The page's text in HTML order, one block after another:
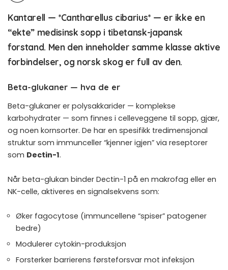
Kantarell — *Cantharellus cibarius* — er ikke en
“ekte” medisinsk sopp i tibetansk-japansk
forstand. Men den inneholder samme klasse aktive
forbindelser, og norsk skog er full av den.
Beta-glukaner — hva de er
Beta-glukaner er polysakkarider — komplekse
karbohydrater — som finnes i celleveggene til sopp, gjær,
og noen kornsorter. De har en spesifikk tredimensjonal
struktur som immunceller “kjenner igjen” via reseptorer
som Dectin-1.
Når beta-glukan binder Dectin-1 på en makrofag eller en
NK-celle, aktiveres en signalsekvens som:
Øker fagocytose (immuncellene “spiser” patogener
bedre)
Modulerer cytokin-produksjon
Forsterker barrierens førsteforsvar mot infeksjon